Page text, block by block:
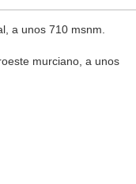
a unos 710 msnm.
murciano, a unos